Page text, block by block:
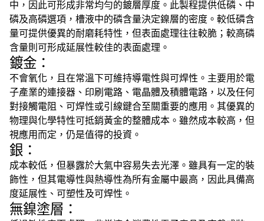
中，因此可形成非常均勻的鍍層厚度。此製程提供低磷、中
磷及高磷選項，槽液中的磷含量決定鎳層的密度。較低磷含
量可提供優異的耐磨耗特性，但表面處理往往較脆；較高磷
含量則可形成延展性較佳的表面處理。
鍍金：
不會氧化，且在常溫下可維持導電性與可焊性。主要用於電
子產業的連接器、印刷電路、電晶體及積體電路，以及任何
對接觸電阻、可焊性或引線鍵合至關重要的應用。其優異的
物理與化學特性可抵銷黃金的整體成本。雖然成本較高，但
視應用而定，仍是值得的投資。
銀：
成本較低，但暴露於大氣中容易失去光澤。雖具有一定的裝
飾性，但其電導性與熱導性為所有金屬中最高，因此具備高
度延展性、可塑性及可焊性。
無鎳塗層：